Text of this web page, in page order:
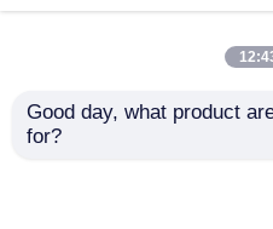
तेल स्प्रे सिर धागा नोजल
टर्बो ड्रिलिंग, मिट्टी मोटर्स के
Good day, what product
for?